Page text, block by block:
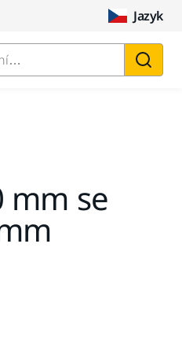
Jazyk
mm se